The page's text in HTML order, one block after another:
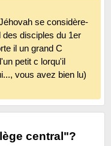
se considère-
des disciples du 1er
il un grand C
petit c lorqu'il
vous avez bien lu)
central"?